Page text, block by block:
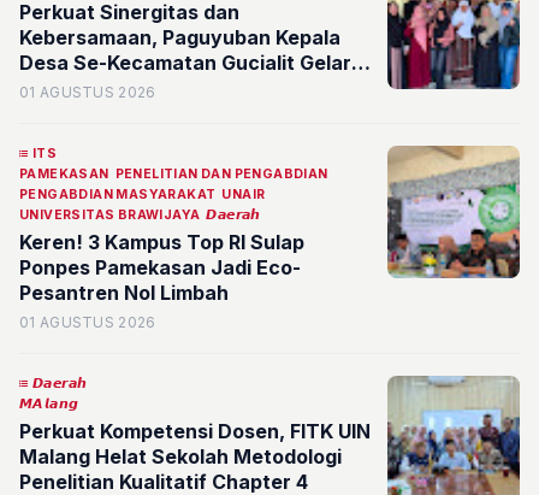
Perkuat Sinergitas dan
Kebersamaan, Paguyuban Kepala
Desa Se-Kecamatan Gucialit Gelar
Silaturahmi Rutin di Desa Sombo
01 AGUSTUS 2026
ITS
PAMEKASAN PENELITIAN DAN PENGABDIAN
PENGABDIAN MASYARAKAT UNAIR
UNIVERSITAS BRAWIJAYA 𝘿𝙖𝙚𝙧𝙖𝙝
Keren! 3 Kampus Top RI Sulap
Ponpes Pamekasan Jadi Eco-
Pesantren Nol Limbah
01 AGUSTUS 2026
𝘿𝙖𝙚𝙧𝙖𝙝
𝙈𝘼𝙡𝙖𝙣𝙜
Perkuat Kompetensi Dosen, FITK UIN
Malang Helat Sekolah Metodologi
Penelitian Kualitatif Chapter 4